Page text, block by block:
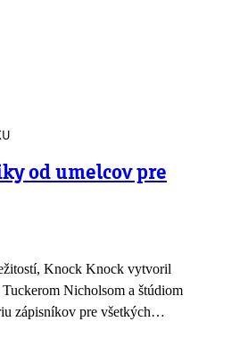
od umelcov pre
Knock Knock vytvoril
Nicholsom a štúdiom
zápisníkov pre všetkých…